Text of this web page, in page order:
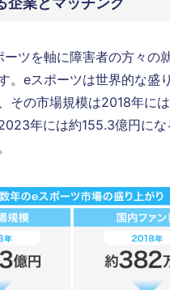
ーツを軸に障害者の方々の
。eスポーツは世界的な盛
その市場規模は2018年に
年には約155.3億円にな